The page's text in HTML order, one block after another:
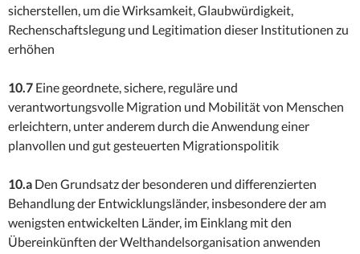
sicherstellen, um die Wirksamkeit, Glaubwürdigkeit,
Rechenschaftslegung und Legitimation dieser Institutionen zu
erhöhen
10.7 Eine geordnete, sichere, reguläre und
verantwortungsvolle Migration und Mobilität von Menschen
erleichtern, unter anderem durch die Anwendung einer
planvollen und gut gesteuerten Migrationspolitik
10.a Den Grundsatz der besonderen und differenzierten
Behandlung der Entwicklungsländer, insbesondere der am
wenigsten entwickelten Länder, im Einklang mit den
Übereinkünften der Welthandelsorganisation anwenden